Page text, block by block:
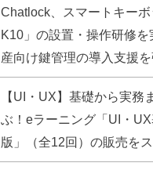
Chatlock、スマートキー
K10」の設置・操作研修
産向け鍵管理の導入支援
【UI・UX】基礎から実務
ぶ！eラーニング「UI・
版」（全12回）の販売を